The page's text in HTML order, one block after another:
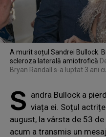
A murit soțul Sandrei Bullock.
scleroza laterală amiotrofică
Bryan Randall s-a luptat 3 ani
S andra Bullock a
viața ei. Soțul
august, la vârsta de 53
acum a transmis un